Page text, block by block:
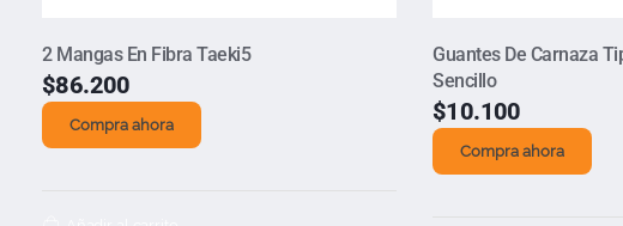
2 Mangas En Fibra Taeki5
$86.200
Compra ahora
Guantes De Carnaza
Sencillo
$10.100
Compra ahora